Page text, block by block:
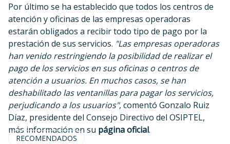
Por último se ha establecido que todos los centros de
atención y oficinas de las empresas operadoras
estarán obligados a recibir todo tipo de pago por la
prestación de sus servicios. "Las empresas operadoras
han venido restringiendo la posibilidad de realizar el
pago de los servicios en sus oficinas o centros de
atención a usuarios. En muchos casos, se han
deshabilitado las ventanillas para pagar los servicios,
perjudicando a los usuarios", comentó Gonzalo Ruiz
Díaz, presidente del Consejo Directivo del OSIPTEL,
más información en su página oficial.
RECOMENDADOS